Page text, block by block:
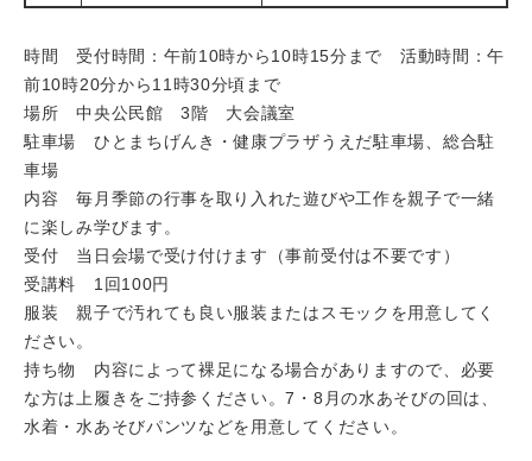
時間 受付時間：午前10時から10時15分まで 活動時間：午
前10時20分から11時30分頃まで
場所 中央公民館 3階 大会議室
駐車場 ひとまちげんき・健康プラザうえだ駐車場、総合駐
車場
内容 毎月季節の行事を取り入れた遊びや工作を親子で一緒
に楽しみ学びます。
受付 当日会場で受け付けます（事前受付は不要です）
受講料 1回100円
服装 親子で汚れても良い服装またはスモックを用意してく
ださい。
持ち物 内容によって裸足になる場合がありますので、必要
な方は上履きをご持参ください。7・8月の水あそびの回は、
水着・水あそびパンツなどを用意してください。